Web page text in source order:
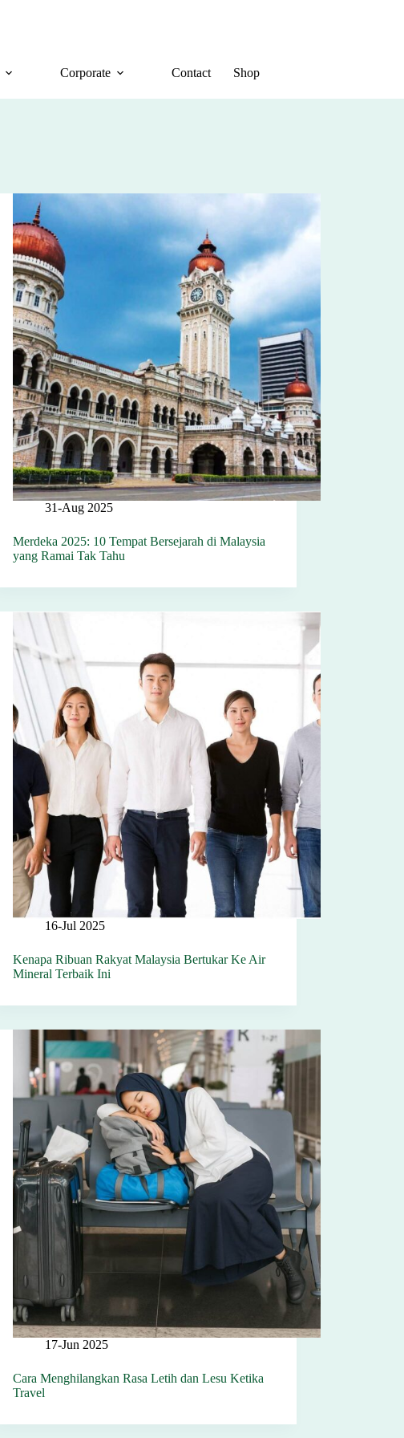
Corporate Contact Shop
31-Aug 2025
Merdeka 2025: 10 Tempat Bersejarah di Malaysia
yang Ramai Tak Tahu
16-Jul 2025
Kenapa Ribuan Rakyat Malaysia Bertukar Ke Air
Mineral Terbaik Ini
17-Jun 2025
Cara Menghilangkan Rasa Letih dan Lesu Ketika
Travel